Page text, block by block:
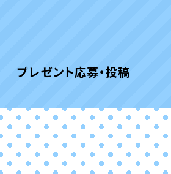
プレゼント応募・投稿